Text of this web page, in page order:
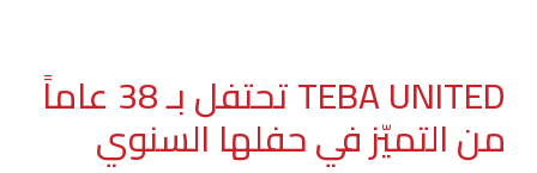
TEBA UNITED تحتفل بـ 38 عاماً
من التميّز في حفلها السنوي